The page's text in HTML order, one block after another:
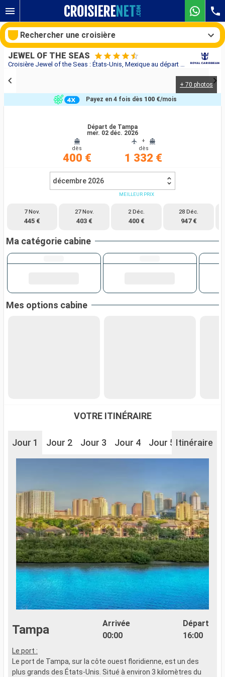
Croisière Jewel of the Seas : États-Unis, Mexique au départ de Tampa
JEWEL OF THE SEAS
+ 70 photos
Départ de Tampa
mer. 02 déc. 2026
dès
400 €
+
dès
1 332 €
Payez en 4 fois dès 100 €/mois
décembre 2026
7 Nov.
445 €
27 Nov.
403 €
MEILLEUR PRIX
2 Déc.
400 €
28 Déc.
947 €
Ma catégorie cabine
Mes options cabine
VOTRE ITINÉRAIRE
Jour 1 Jour 2 Jour 3 Jour 4 Jour 5 Jour 6
Itinéraire
Tampa
Arrivée
00:00
Départ
16:00
Le port :
Le port de Tampa, sur la côte ouest floridienne, est un des
plus grands des États-Unis. Situé à environ 3 kilomètres du
Rechercher une croisière
Compagnies
Rechercher